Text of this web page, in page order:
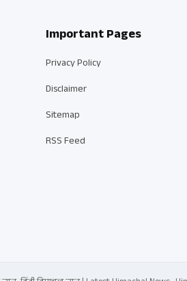
Important Pages
Privacy Policy
Disclaimer
Sitemap
RSS Feed